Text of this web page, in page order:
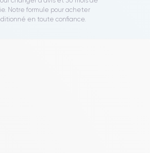
Notre formule pour acheter
en toute confiance.